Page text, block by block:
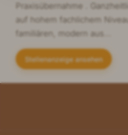
Praxisübernahme .
auf hohem fachlichem
familiären, modern aus...
Stellenanzeige ansehen